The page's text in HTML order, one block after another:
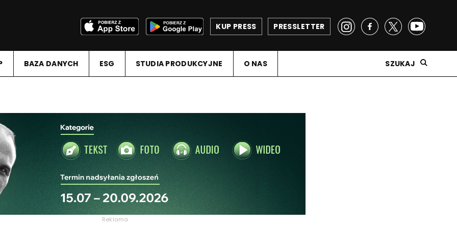
PRESSLETTER
KUP PRESS
BAZA DANYCH ESG STUDIA PRODUKCYJNE O NAS SZUKAJ
Reklama